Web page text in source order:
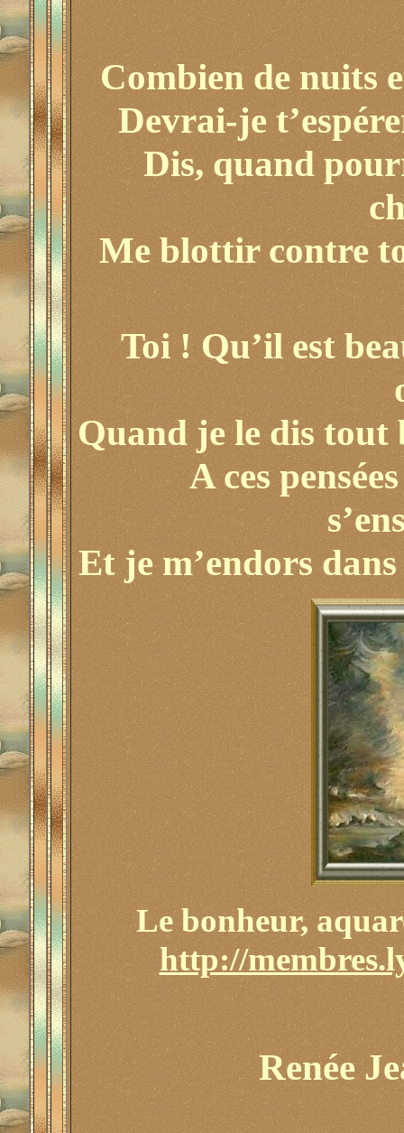
Combien de nuits
Devrai-je
Dis, quand
Me blottir contre
Toi ! Qu’il est
Quand je le dis tout
A ces
Et je m’endors
Le bonheur,
http://
Renée